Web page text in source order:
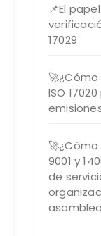
📌El
17029
ISO
9001 y
de